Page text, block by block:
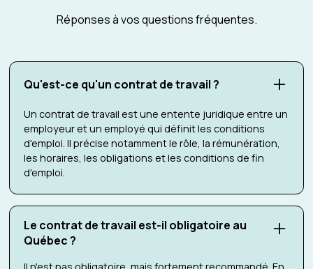
Réponses à vos questions fréquentes.
Qu'est-ce qu'un contrat de travail ?
Un contrat de travail est une entente juridique entre un
employeur et un employé qui définit les conditions
d'emploi. Il précise notamment le rôle, la rémunération,
les horaires, les obligations et les conditions de fin
d'emploi.
Le contrat de travail est-il obligatoire au
Québec ?
Il n'est pas obligatoire, mais fortement recommandé. En